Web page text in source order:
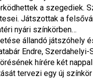
a szegediek.
Játszottak a
nyári színkörben…
állandó
Endre,
hírére két
tervezi egy új